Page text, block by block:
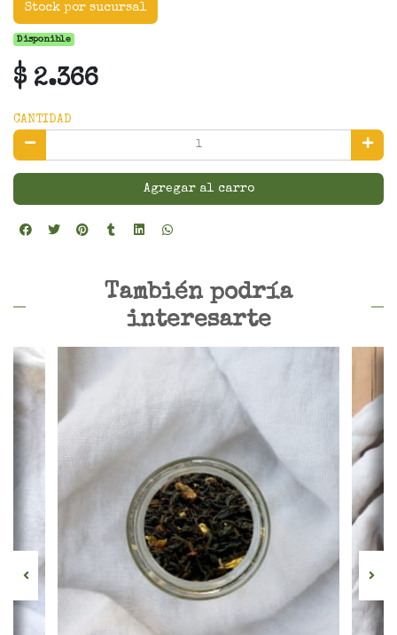
Stock por sucursal
Disponible
$ 2.366
CANTIDAD
Agregar al carro
También podría
interesarte